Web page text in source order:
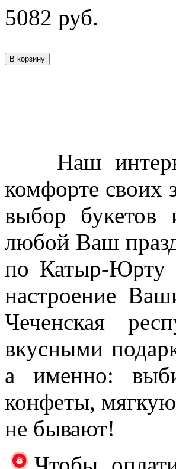
5082 руб.
Наш
комфорте своих
выбор букетов
любой Ваш
по Катыр-Юрту
настроение
Чеченская
вкусными
а именно:
конфеты,
не бывают!